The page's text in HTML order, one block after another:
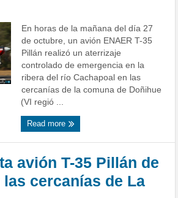
En horas de la mañana del día 27
de octubre, un avión ENAER T-35
Pillán realizó un aterrizaje
controlado de emergencia en la
ribera del río Cachapoal en las
cercanías de la comuna de Doñihue
(VI regió ...
Read more
avión T-35 Pillán de
las cercanías de La